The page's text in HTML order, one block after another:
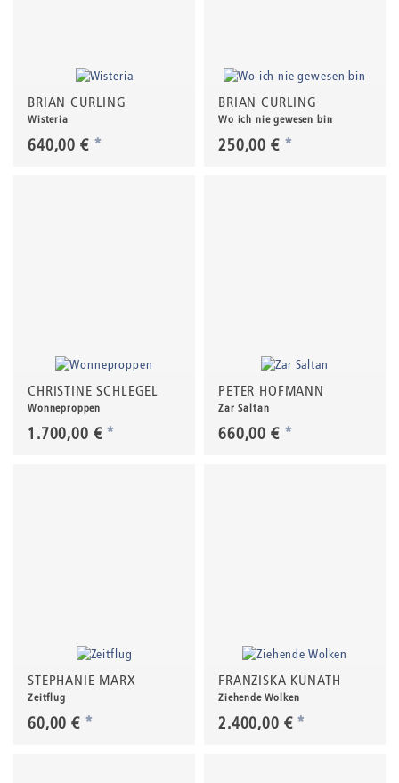
BRIAN CURLING
Wisteria
640,00 € *
BRIAN CURLING
Wo ich nie gewesen bin
250,00 € *
CHRISTINE SCHLEGEL
Wonneproppen
1.700,00 € *
PETER HOFMANN
Zar Saltan
660,00 € *
STEPHANIE MARX
Zeitflug
60,00 € *
FRANZISKA KUNATH
Ziehende Wolken
2.400,00 € *